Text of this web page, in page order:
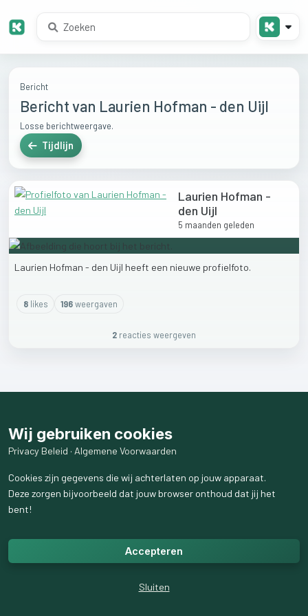
Bericht
Bericht van Laurien Hofman - den Uijl
Losse berichtweergave.
Tijdlijn
Laurien Hofman -
den Uijl
5 maanden geleden
Laurien Hofman - den Uijl heeft een nieuwe profielfoto.
8likes 196weergaven
2 reacties weergeven
Wij gebruiken cookies
Privacy Beleid · Algemene Voorwaarden
Cookies zijn gegevens die wij achterlaten op jouw apparaat.
Deze zorgen bijvoorbeeld dat jouw browser onthoud dat jij het
bent!
Accepteren
Sluiten